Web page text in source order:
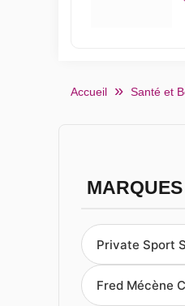
Accueil Santé et
Private Sport
Fred Mécène